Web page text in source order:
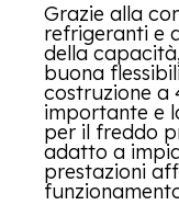
Grazie alla
refrigeranti e
della
buona
costruzione a
importante e
per il freddo
adatto a
prestazioni